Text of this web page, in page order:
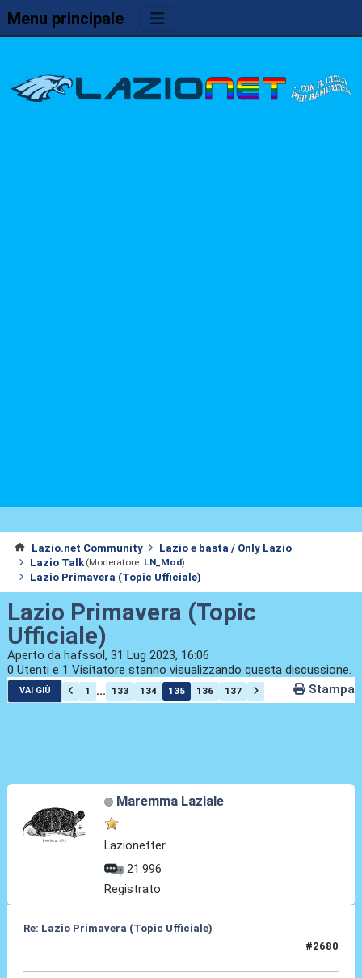
Menu principale
Lazio.net Community
Lazio e basta / Only Lazio
Lazio Talk (Moderatore: LN_Mod)
Lazio Primavera (Topic Ufficiale)
Lazio Primavera (Topic
Ufficiale)
Aperto da hafssol, 31 Lug 2023, 16:06
0 Utenti e 1 Visitatore stanno visualizzando questa discussione.
VAI GIÙ 1 ... 133 134 135 136 137 Stampa
Maremma Laziale
Lazionetter
21.996
Registrato
Re: Lazio Primavera (Topic Ufficiale)
#2680